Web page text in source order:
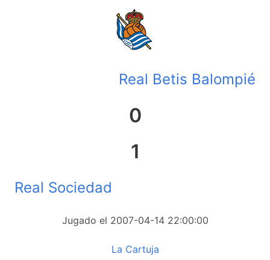
Real Betis Balompié
0
1
Real Sociedad
Jugado el 2007-04-14 22:00:00
La Cartuja